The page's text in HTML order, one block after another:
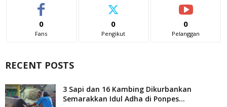
0
Fans
0
Pengikut
0
Pelanggan
RECENT POSTS
3 Sapi dan 16 Kambing Dikurbankan
Semarakkan Idul Adha di Ponpes...